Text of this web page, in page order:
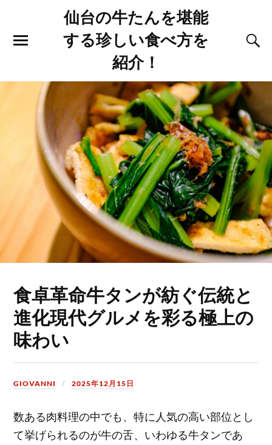
仙台の牛たんを堪能
する珍しい食べ方を
紹介！
食卓革命牛タンが紡ぐ伝統と
進化現代グルメを彩る極上の
味わい
GIOVANNI 2025年12月15日
数ある肉料理の中でも、特に人気の高い部位とし
て挙げられるのが牛の舌、いわゆる牛タンであ